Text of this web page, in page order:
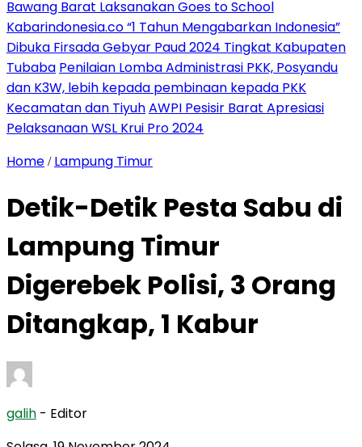
Bawang Barat Laksanakan Goes to School
Kabarindonesia.co “1 Tahun Mengabarkan Indonesia”
Dibuka Firsada Gebyar Paud 2024 Tingkat Kabupaten
Tubaba Penilaian Lomba Administrasi PKK, Posyandu
dan K3W, lebih kepada pembinaan kepada PKK
Kecamatan dan TiyuhAWPI Pesisir Barat Apresiasi
Pelaksanaan WSL Krui Pro 2024
Home / Lampung Timur
Detik-Detik Pesta Sabu di
Lampung Timur
Digerebek Polisi, 3 Orang
Ditangkap, 1 Kabur
galih - Editor